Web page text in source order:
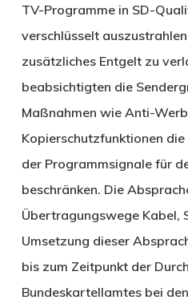
TV-Programme in SD-
verschlüsselt
zusätzliches Entgelt zu
beabsichtigten die
Maßnahmen wie Anti-
Kopierschutzfunktionen
der Programmsignale für
beschränken. Die
Übertragungswege Kabel,
Umsetzung dieser
bis zum Zeitpunkt der
Bundeskartellamtes bei